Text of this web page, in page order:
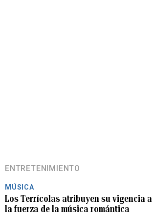
ENTRETENIMIENTO
MÚSICA
Los Terrícolas atribuyen su vigencia a
la fuerza de la música romántica